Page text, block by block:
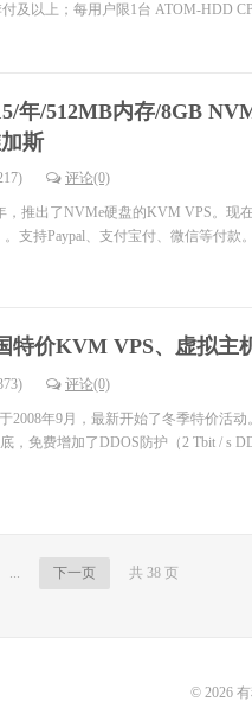
及以上；每用户限1台 ATOM-HDD
年/512MB内存/8GB
斯
评论(0)
，推出了NVMe硬盘的KVM VPS。现
支持Paypal、支付宝付、微信等付款
特价KVM VPS、虚拟主
评论(0)
2008年9月，最新开始了冬季特价活动
，免费增加了DDOS防护（2 Tbit / s
... 下一页 共 38 页
© 2026